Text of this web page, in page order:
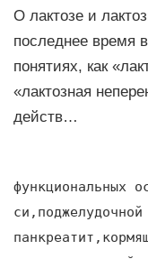
О лактозе и
последнее время
понятиях, как
«лактозная
действ…
функциональных